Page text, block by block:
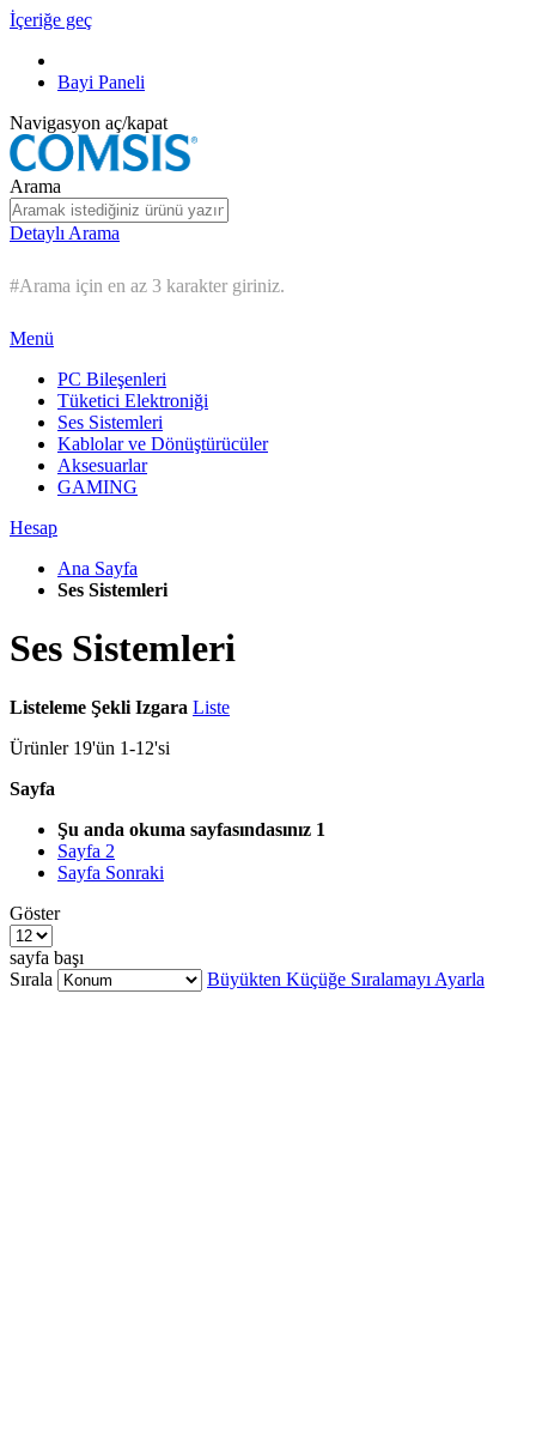
İçeriğe geç
Bayi Paneli
Navigasyon aç/kapat
Arama
Detaylı Arama
#Arama için en az 3 karakter giriniz.
Menü
PC Bileşenleri
Tüketici Elektroniği
Ses Sistemleri
Kablolar ve Dönüştürücüler
Aksesuarlar
GAMING
Hesap
Ana Sayfa
Ses Sistemleri
Ses Sistemleri
Listeleme Şekli Izgara Liste
Ürünler 19'ün 1-12'si
Sayfa
Şu anda okuma sayfasındasınız 1
Sayfa 2
Sayfa Sonraki
Göster
sayfa başı
Sırala
Büyükten Küçüğe Sıralamayı Ayarla